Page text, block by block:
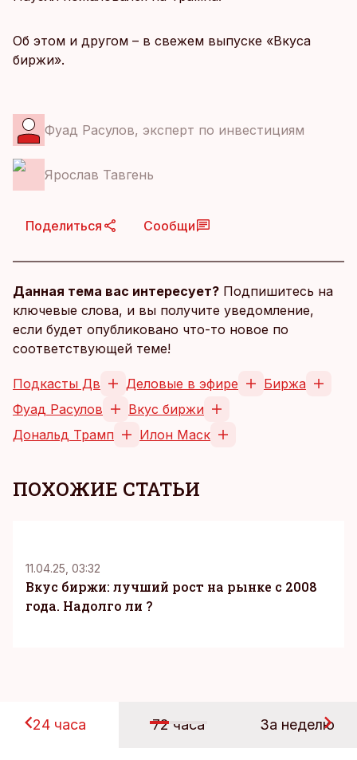
Об этом и другом – в свежем выпуске «Вкуса
биржи».
Фуад Расулов, эксперт по инвестициям
Ярослав Тавгень
Поделиться Сообщи
Данная тема вас интересует? Подпишитесь на
ключевые слова, и вы получите уведомление,
если будет опубликовано что-то новое по
соответствующей теме!
Подкасты Дв Деловые в эфире
Биржа
Фуад Расулов
Вкус биржи
Дональд Трамп
Илон Маск
ПОХОЖИЕ СТАТЬИ
11.04.25, 03:32
Вкус биржи: лучший рост на рынке с 2008
года. Надолго ли ?
24 часа 72 часа За неделю